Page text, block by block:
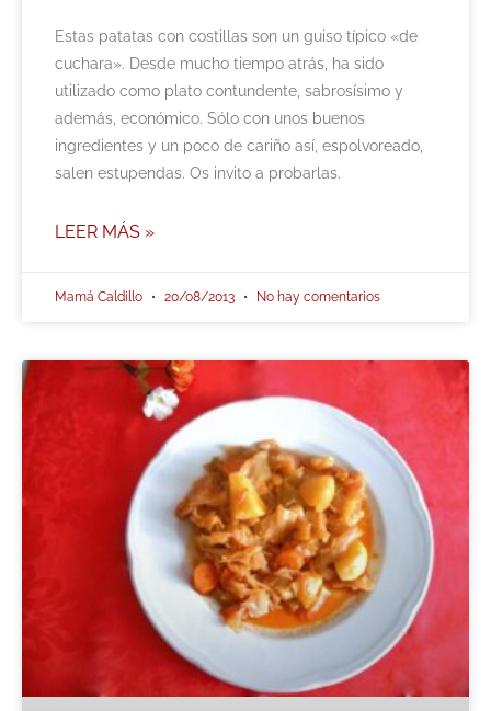
Estas patatas con costillas son un guiso típico «de
cuchara». Desde mucho tiempo atrás, ha sido
utilizado como plato contundente, sabrosísimo y
además, económico. Sólo con unos buenos
ingredientes y un poco de cariño así, espolvoreado,
salen estupendas. Os invito a probarlas.
LEER MÁS »
Mamá Caldillo 20/08/2013 No hay comentarios